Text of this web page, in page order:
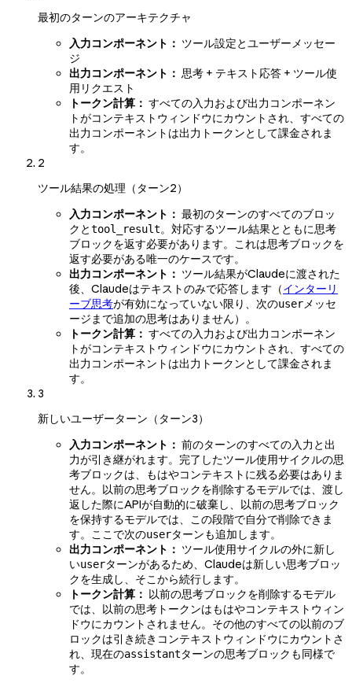
最初のターンのアーキテクチャ
入力コンポーネント： ツール設定とユーザーメッセー
ジ
出力コンポーネント： 思考 + テキスト応答 + ツール使
用リクエスト
トークン計算： すべての入力および出力コンポーネン
トがコンテキストウィンドウにカウントされ、すべての
出力コンポーネントは出力トークンとして課金されま
す。
2
ツール結果の処理（ターン2）
入力コンポーネント： 最初のターンのすべてのブロッ
クとtool_result。対応するツール結果とともに思考
ブロックを返す必要があります。これは思考ブロックを
返す必要がある唯一のケースです。
出力コンポーネント： ツール結果がClaudeに渡された
後、Claudeはテキストのみで応答します（インターリ
ーブ思考が有効になっていない限り、次のuser メッセ
ージまで追加の思考はありません）。
トークン計算： すべての入力および出力コンポーネン
トがコンテキストウィンドウにカウントされ、すべての
出力コンポーネントは出力トークンとして課金されま
す。
3
新しいユーザーターン（ターン3）
入力コンポーネント： 前のターンのすべての入力と出
力が引き継がれます。完了したツール使用サイクルの思
考ブロックは、もはやコンテキストに残る必要はありま
せん。以前の思考ブロックを削除するモデルでは、渡し
返した際にAPIが自動的に破棄し、以前の思考ブロック
を保持するモデルでは、この段階で自分で削除できま
す。ここで次のuserターンも追加します。
出力コンポーネント： ツール使用サイクルの外に新し
いuserターンがあるため、Claudeは新しい思考ブロッ
クを生成し、そこから続行します。
トークン計算： 以前の思考ブロックを削除するモデル
では、以前の思考トークンはもはやコンテキストウィン
ドウにカウントされません。その他のすべての以前のブ
ロックは引き続きコンテキストウィンドウにカウントさ
れ、現在のassistantターンの思考ブロックも同様で
す。